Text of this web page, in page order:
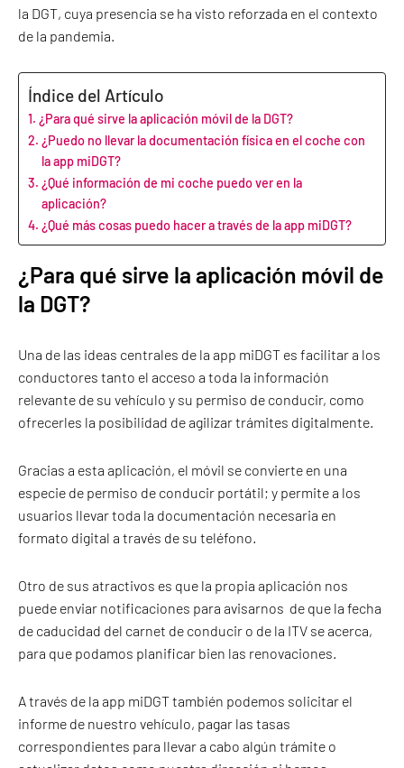
la DGT, cuya presencia se ha visto reforzada en el contexto
de la pandemia.
Índice del Artículo
¿Para qué sirve la aplicación móvil de la DGT?
¿Puedo no llevar la documentación física en el coche con
la app miDGT?
¿Qué información de mi coche puedo ver en la
aplicación?
¿Qué más cosas puedo hacer a través de la app miDGT?
¿Para qué sirve la aplicación móvil de
la DGT?
Una de las ideas centrales de la app miDGT es facilitar a los
conductores tanto el acceso a toda la información
relevante de su vehículo y su permiso de conducir, como
ofrecerles la posibilidad de agilizar trámites digitalmente.
Gracias a esta aplicación, el móvil se convierte en una
especie de permiso de conducir portátil; y permite a los
usuarios llevar toda la documentación necesaria en
formato digital a través de su teléfono.
Otro de sus atractivos es que la propia aplicación nos
puede enviar notificaciones para avisarnos de que la fecha
de caducidad del carnet de conducir o de la ITV se acerca,
para que podamos planificar bien las renovaciones.
A través de la app miDGT también podemos solicitar el
informe de nuestro vehículo, pagar las tasas
correspondientes para llevar a cabo algún trámite o